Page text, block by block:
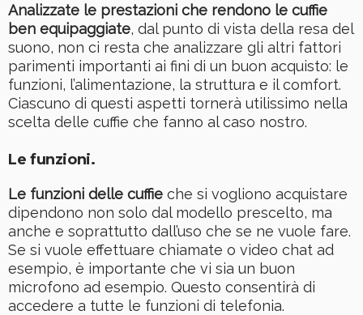
Analizzate le prestazioni che rendono le cuffie
ben equipaggiate, dal punto di vista della resa del
suono, non ci resta che analizzare gli altri fattori
parimenti importanti ai fini di un buon acquisto: le
funzioni, l’alimentazione, la struttura e il comfort.
Ciascuno di questi aspetti tornerà utilissimo nella
scelta delle cuffie che fanno al caso nostro.
Le funzioni.
Le funzioni delle cuffie che si vogliono acquistare
dipendono non solo dal modello prescelto, ma
anche e soprattutto dall’uso che se ne vuole fare.
Se si vuole effettuare chiamate o video chat ad
esempio, è importante che vi sia un buon
microfono ad esempio. Questo consentirà di
accedere a tutte le funzioni di telefonia.